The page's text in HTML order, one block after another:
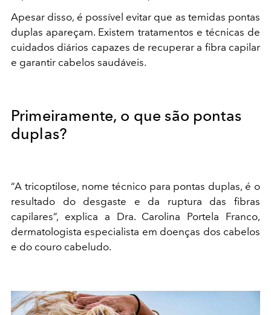
Apesar disso, é possível evitar que as temidas pontas
duplas apareçam. Existem tratamentos e técnicas de
cuidados diários capazes de recuperar a fibra capilar
e garantir cabelos saudáveis.
Primeiramente, o que são pontas
duplas?
“A tricoptilose, nome técnico para pontas duplas, é o
resultado do desgaste e da ruptura das fibras
capilares”, explica a Dra. Carolina Portela Franco,
dermatologista especialista em doenças dos cabelos
e do couro cabeludo.